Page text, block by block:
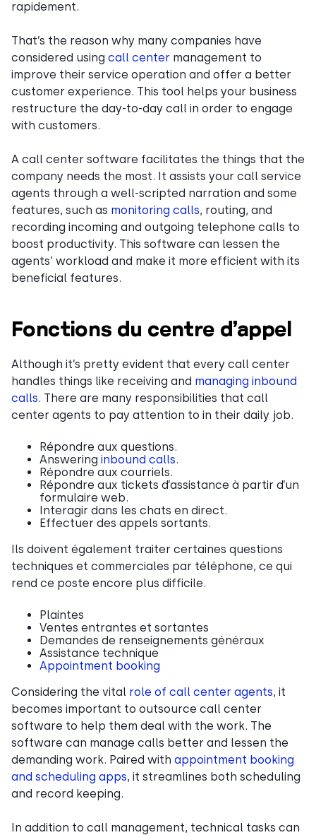
rapidement.
That’s the reason why many companies have
considered using call center management to
improve their service operation and offer a better
customer experience. This tool helps your business
restructure the day-to-day call in order to engage
with customers.
A call center software facilitates the things that the
company needs the most. It assists your call service
agents through a well-scripted narration and some
features, such as monitoring calls, routing, and
recording incoming and outgoing telephone calls to
boost productivity. This software can lessen the
agents’ workload and make it more efficient with its
beneficial features.
Fonctions du centre d’appel
Although it’s pretty evident that every call center
handles things like receiving and managing inbound
calls. There are many responsibilities that call
center agents to pay attention to in their daily job.
Répondre aux questions.
Answering inbound calls.
Répondre aux courriels.
Répondre aux tickets d’assistance à partir d’un
formulaire web.
Interagir dans les chats en direct.
Effectuer des appels sortants.
Ils doivent également traiter certaines questions
techniques et commerciales par téléphone, ce qui
rend ce poste encore plus difficile.
Plaintes
Ventes entrantes et sortantes
Demandes de renseignements généraux
Assistance technique
Appointment booking
Considering the vital role of call center agents, it
becomes important to outsource call center
software to help them deal with the work. The
software can manage calls better and lessen the
demanding work. Paired with appointment booking
and scheduling apps, it streamlines both scheduling
and record keeping.
In addition to call management, technical tasks can